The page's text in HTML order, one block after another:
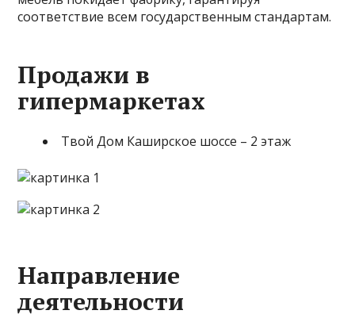
соответствие всем государственным стандартам.
Продажи в
гипермаркетах
Твой Дом Каширское шоссе – 2 этаж
Направление
деятельности